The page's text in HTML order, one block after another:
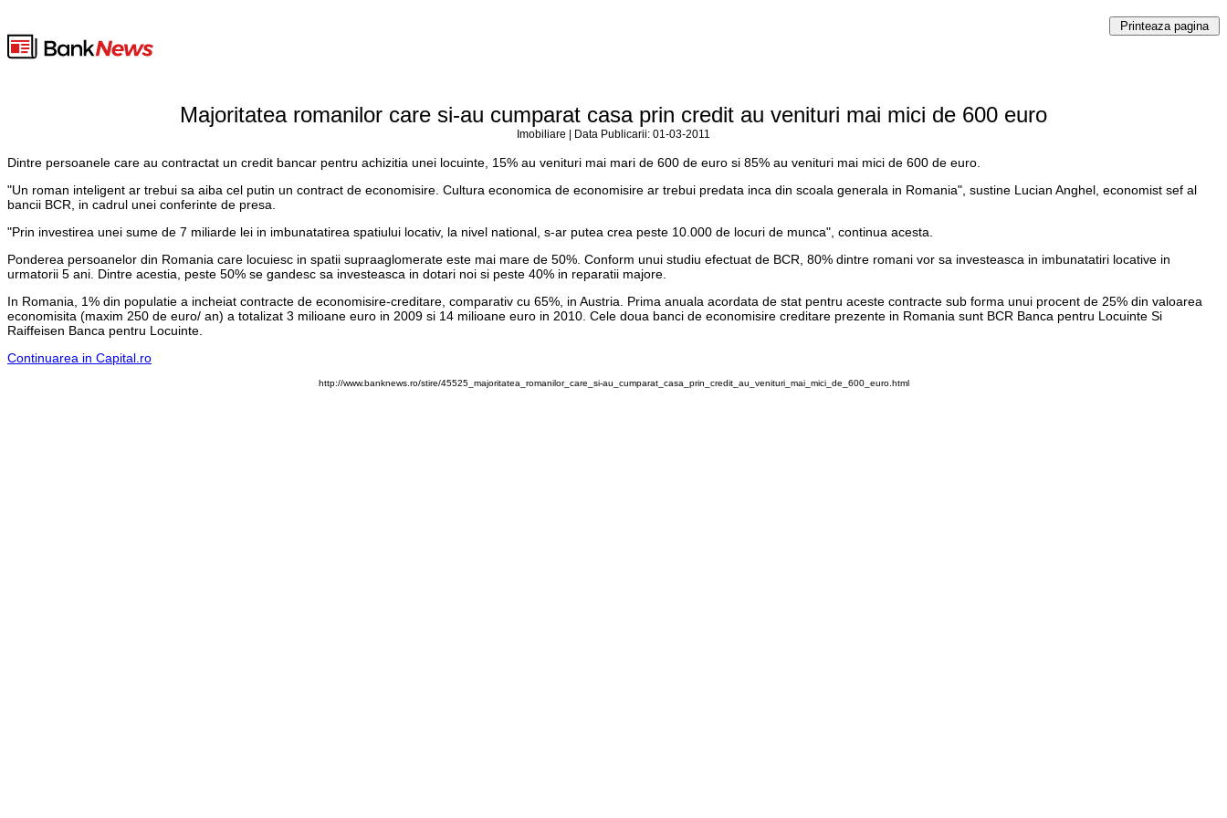
Majoritatea romanilor care si-au cumparat casa prin credit au venituri mai mici de 600 euro
Imobiliare | Data Publicarii: 01-03-2011
Dintre persoanele care au contractat un credit bancar pentru achizitia unei locuinte, 15% au venituri mai mari de 600 de euro si 85% au venituri mai mici de 600 de euro.
"Un roman inteligent ar trebui sa aiba cel putin un contract de economisire. Cultura economica de economisire ar trebui predata inca din scoala generala in Romania", sustine Lucian Anghel, economist sef al
bancii BCR, in cadrul unei conferinte de presa.
"Prin investirea unei sume de 7 miliarde lei in imbunatatirea spatiului locativ, la nivel national, s-ar putea crea peste 10.000 de locuri de munca", continua acesta.
Ponderea persoanelor din Romania care locuiesc in spatii supraaglomerate este mai mare de 50%. Conform unui studiu efectuat de BCR, 80% dintre romani vor sa investeasca in imbunatatiri locative in
urmatorii 5 ani. Dintre acestia, peste 50% se gandesc sa investeasca in dotari noi si peste 40% in reparatii majore.
In Romania, 1% din populatie a incheiat contracte de economisire-creditare, comparativ cu 65%, in Austria. Prima anuala acordata de stat pentru aceste contracte sub forma unui procent de 25% din valoarea
economisita (maxim 250 de euro/ an) a totalizat 3 milioane euro in 2009 si 14 milioane euro in 2010. Cele doua banci de economisire creditare prezente in Romania sunt BCR Banca pentru Locuinte Si
Raiffeisen Banca pentru Locuinte.
Continuarea in Capital.ro
http://www.banknews.ro/stire/45525_majoritatea_romanilor_care_si-au_cumparat_casa_prin_credit_au_venituri_mai_mici_de_600_euro.html